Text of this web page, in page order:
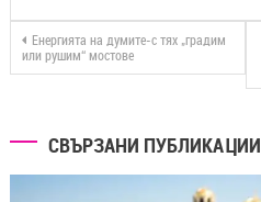
Енергията на думите-с тях „градим
или рушим“ мостове
СВЪРЗАНИ ПУБЛИКАЦИИ